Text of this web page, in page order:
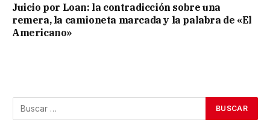
Juicio por Loan: la contradicción sobre una
remera, la camioneta marcada y la palabra de «El
Americano»